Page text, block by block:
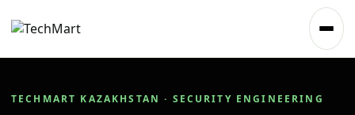
TECHMART KAZAKHSTAN · SECURITY ENGINEERING